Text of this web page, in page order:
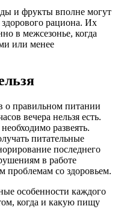
и фрукты вполне могут
рациона. Их
в межсезонье, когда
или менее
о правильном питании
вечера нельзя есть.
развеять.
питательные
последнего
в работе
проблемам со здоровьем.
особенности каждого
когда и какую пищу